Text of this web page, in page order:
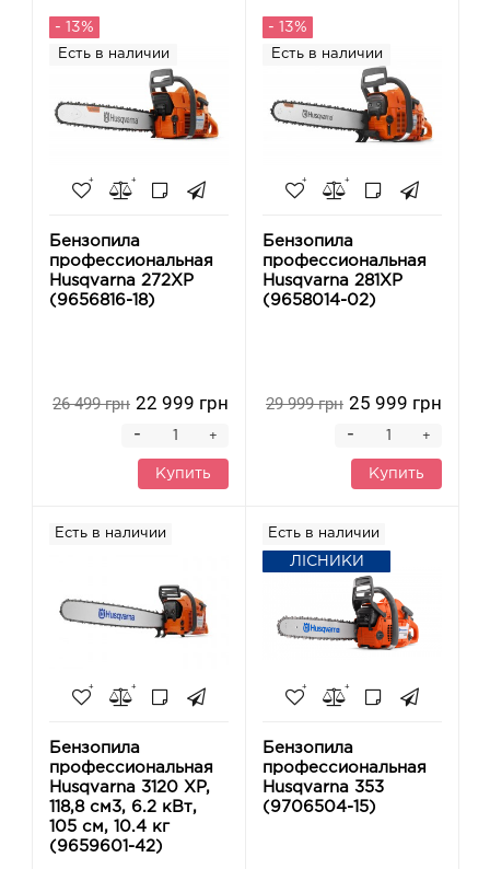
- 13%
Есть в наличии
Бензопила
профессиональная
Husqvarna 272XP
(9656816-18)
26 499 грн 22 999 грн
+
-
Купить
- 13%
Есть в наличии
Бензопила
профессиональная
Husqvarna 281XP
(9658014-02)
29 999 грн 25 999 грн
+
-
Купить
Есть в наличии
Бензопила
профессиональная
Husqvarna 3120 XP,
118,8 см3, 6.2 кВт,
105 см, 10.4 кг
(9659601-42)
Есть в наличии
ЛІСНИКИ
Бензопила
профессиональная
Husqvarna 353
(9706504-15)